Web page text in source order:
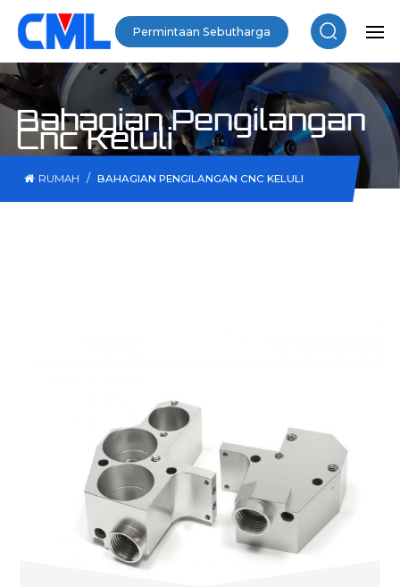
Permintaan Sebutharga
Bahagian Pengilangan
Cnc Keluli
RUMAH / BAHAGIAN PENGILANGAN CNC KELULI